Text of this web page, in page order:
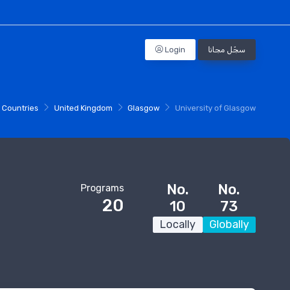
Profile
Login سجّل مجانا
Countries United Kingdom Glasgow University of Glasgow
Programs
20
No.
10
Locally
No.
73
Globally